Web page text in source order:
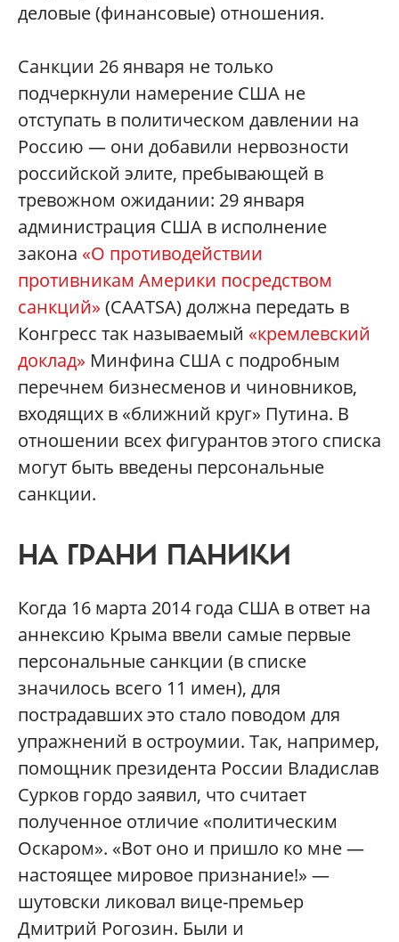
деловые (финансовые) отношения.
Санкции 26 января не только
подчеркнули намерение США не
отступать в политическом давлении на
Россию — они добавили нервозности
российской элите, пребывающей в
тревожном ожидании: 29 января
администрация США в исполнение
закона «О противодействии
противникам Америки посредством
санкций» (CAATSA) должна передать в
Конгресс так называемый «кремлевский
доклад» Минфина США с подробным
перечнем бизнесменов и чиновников,
входящих в «ближний круг» Путина. В
отношении всех фигурантов этого списка
могут быть введены персональные
санкции.
НА ГРАНИ ПАНИКИ
Когда 16 марта 2014 года США в ответ на
аннексию Крыма ввели самые первые
персональные санкции (в списке
значилось всего 11 имен), для
пострадавших это стало поводом для
упражнений в остроумии. Так, например,
помощник президента России Владислав
Сурков гордо заявил, что считает
полученное отличие «политическим
Оскаром». «Вот оно и пришло ко мне —
настоящее мировое признание!» —
шутовски ликовал вице-премьер
Дмитрий Рогозин. Были и